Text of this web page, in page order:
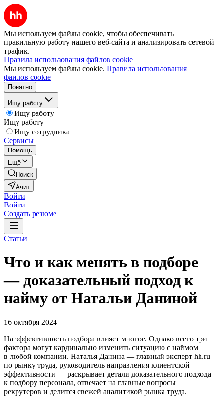
Мы используем файлы cookie, чтобы обеспечивать
правильную работу нашего веб-сайта и анализировать сетевой
трафик.
Правила использования файлов cookie
Мы используем файлы cookie. Правила использования
файлов cookie
Понятно
Ищу работу
Ищу работу
Ищу работу
Ищу сотрудника
Сервисы
Помощь
Ещё
Поиск
Ачит
Войти
Войти
Создать резюме
Статьи
Что и как менять в подборе
— доказательный подход к
найму от Натальи Даниной
16 октября 2024
На эффективность подбора влияет многое. Однако всего три
фактора могут кардинально изменить ситуацию с наймом
в любой компании. Наталья Данина — главный эксперт hh.ru
по рынку труда, руководитель направления клиентской
эффективности — раскрывает детали доказательного подхода
к подбору персонала, отвечает на главные вопросы
рекрутеров и делится свежей аналитикой рынка труда.